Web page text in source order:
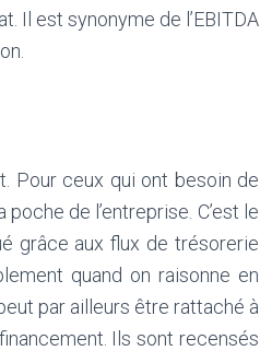
Il est synonyme de l’EBITDA
Pour ceux qui ont besoin de
de l’entreprise. C’est le
grâce aux flux de trésorerie
quand on raisonne en
par ailleurs être rattaché à
Ils sont recensés